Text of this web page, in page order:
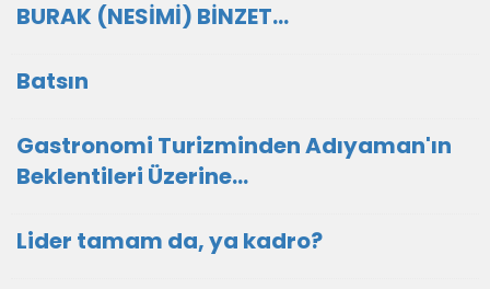
BURAK (NESİMİ) BİNZET...
Batsın
Gastronomi Turizminden Adıyaman'ın
Beklentileri Üzerine...
Lider tamam da, ya kadro?